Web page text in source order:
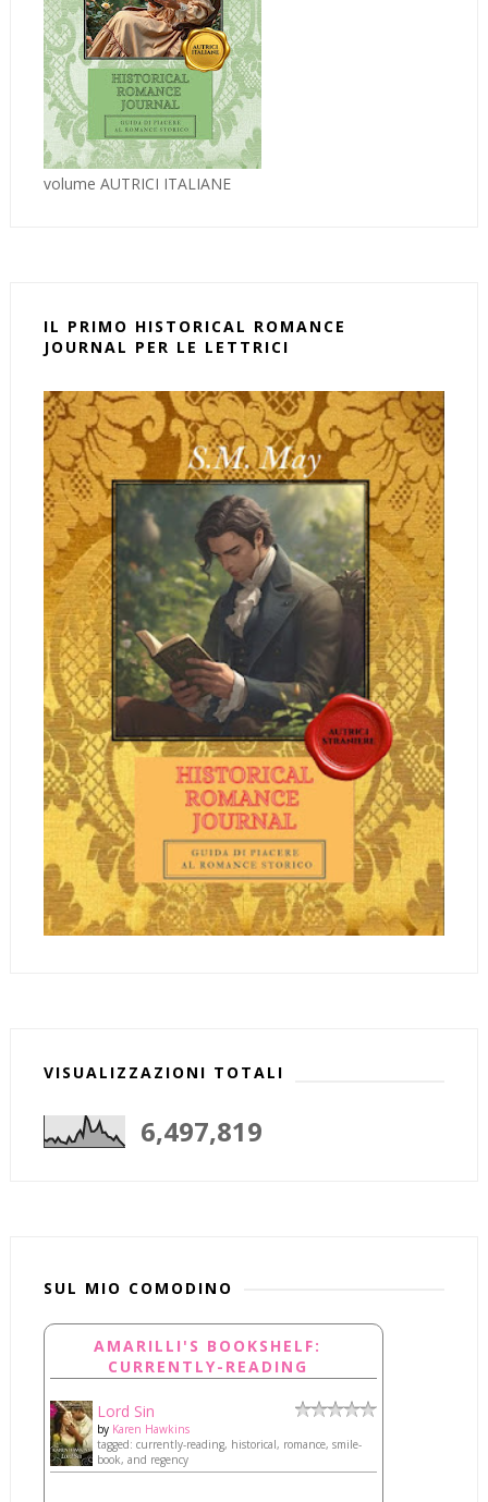
volume AUTRICI ITALIANE
IL PRIMO HISTORICAL ROMANCE
JOURNAL PER LE LETTRICI
VISUALIZZAZIONI TOTALI
6,497,819
SUL MIO COMODINO
AMARILLI'S BOOKSHELF:
CURRENTLY-READING
Lord Sin
by Karen Hawkins
tagged: currently-reading, historical, romance, smile-
book, and regency